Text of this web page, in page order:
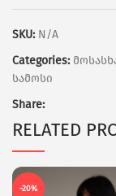
SKU: N/A
Categories:
სამოსი
Share:
RELATED
-20%